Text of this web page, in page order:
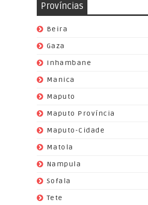
Províncias
Beira
Gaza
Inhambane
Manica
Maputo
Maputo Província
Maputo-Cidade
Matola
Nampula
Sofala
Tete